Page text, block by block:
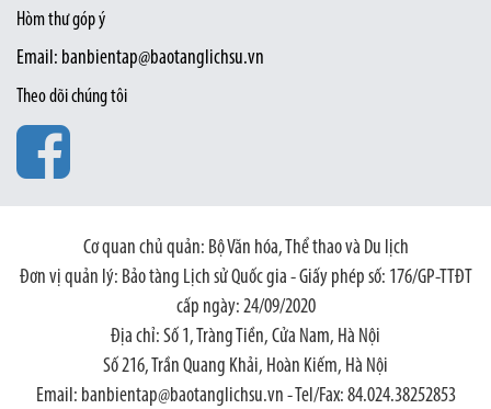
Hòm thư góp ý
Email: banbientap@baotanglichsu.vn
Theo dõi chúng tôi
Cơ quan chủ quản: Bộ Văn hóa, Thể thao và Du lịch
Đơn vị quản lý: Bảo tàng Lịch sử Quốc gia - Giấy phép số: 176/GP-TTĐT
cấp ngày: 24/09/2020
Địa chỉ: Số 1, Tràng Tiền, Cửa Nam, Hà Nội
Số 216, Trần Quang Khải, Hoàn Kiếm, Hà Nội
Email: banbientap@baotanglichsu.vn - Tel/Fax: 84.024.38252853